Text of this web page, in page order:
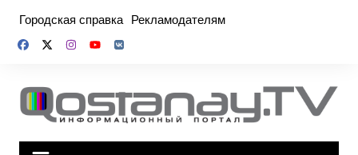
содержимому
Городская справка Рекламодателям